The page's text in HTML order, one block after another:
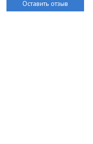
Оставить отзыв